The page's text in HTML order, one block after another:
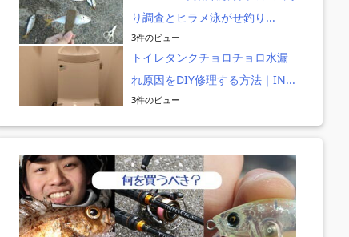
り調査とヒラメ泳がせ釣り...
3件のビュー
トイレタンクチョロチョロ水漏
れ原因をDIY修理する方法｜IN...
3件のビュー